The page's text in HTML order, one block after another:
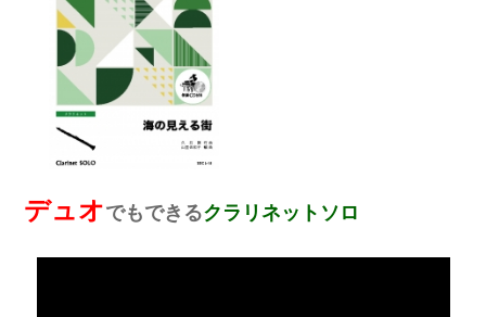
デュオでもできるクラリネットソロ